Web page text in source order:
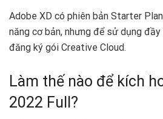
Adobe XD có phiên bản Starter
năng cơ bản, nhưng để sử dụng
đăng ký gói Creative Cloud.
Làm thế nào để kích
2022 Full?